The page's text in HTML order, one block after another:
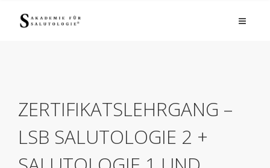
ZERTIFIKATSLEHRGANG –
LSB SALUTOLOGIE 2 +